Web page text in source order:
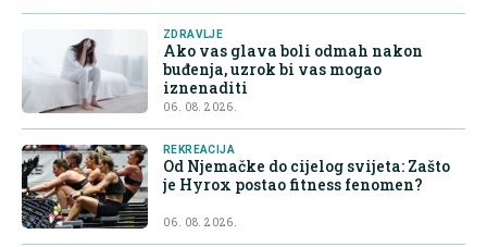
ZDRAVLJE
Ako vas glava boli odmah nakon
buđenja, uzrok bi vas mogao
iznenaditi
06. 08. 2026.
REKREACIJA
Od Njemačke do cijelog svijeta: Zašto
je Hyrox postao fitness fenomen?
06. 08. 2026.